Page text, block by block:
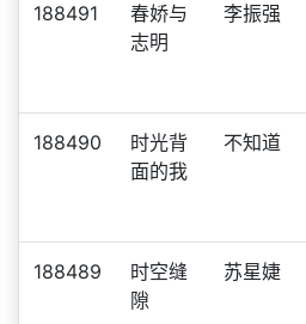
188491
春娇与
志明
李振强
188490
时光背
面的我
不知道
188489
时空缝
隙
苏星婕